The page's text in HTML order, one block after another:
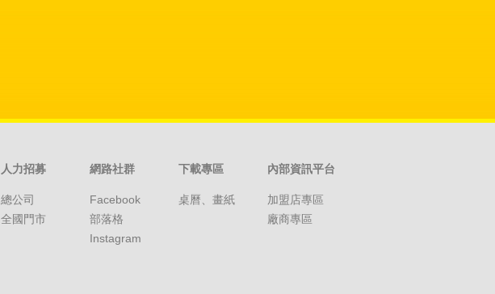
人力招募
總公司
全國門市
網路社群
Facebook
部落格
Instagram
下載專區
桌曆、畫紙
內部資訊平台
加盟店專區
廠商專區